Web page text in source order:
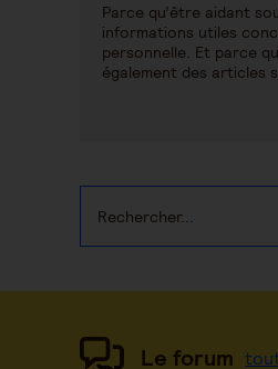
Parce qu’être aidant
informations utiles
personnelle. Et parce
également des articles
Le forum